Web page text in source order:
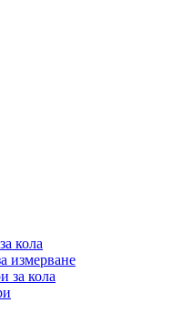
кола
измерване
за кола